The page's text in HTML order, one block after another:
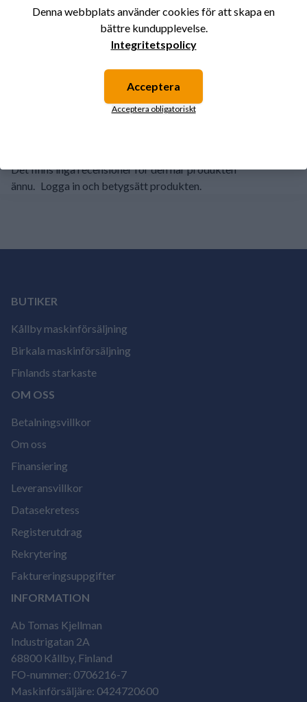
Det finns inga recensioner för den här produkten
ännu. Logga in och betygsätt produkten.
BUTIKER
Kållby maskinförsäljning
Birkala maskinförsäljning
Finlands starkaste
OM OSS
Betalningsvillkor
Om oss
Finansiering
Leveransvillkor
Datasekretess
Registerutdrag
Rekrytering
Faktureringsuppgifter
INFORMATION
Ab Tomas Kjellman
Industrigatan 2A
68800 Kållby, Finland
FO-nummer: 0706216-7
Maskinförsäljäre: 0424720600
Denna webbplats använder cookies för att skapa en
bättre kundupplevelse.
Integritetspolicy
Acceptera
Acceptera obligatoriskt